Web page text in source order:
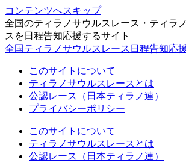
コンテンツへスキップ
全国のティラノサウルスレース・ティラ
スを日程告知応援するサイト
全国ティラノサウルスレース日程告知応
このサイトについて
ティラノサウルスレースとは
公認レース（日本ティラノ連）
プライバシーポリシー
このサイトについて
ティラノサウルスレースとは
公認レース（日本ティラノ連）